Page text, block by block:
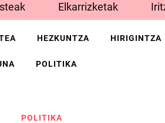
Elkarrizketak
HEZKUNTZA HIRIGINTZA
POLITIKA
POLITIKA